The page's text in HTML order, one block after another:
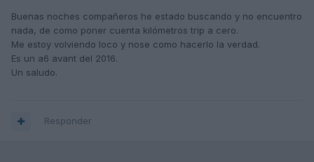
Buenas noches compañeros he estado buscando y no encuentro
nada, de como poner cuenta kilómetros trip a cero.
Me estoy volviendo loco y nose como hacerlo la verdad.
Es un a6 avant del 2016.
Un saludo.
Responder